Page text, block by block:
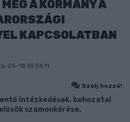
A KORMÁNY A
KAPCSOLATBAN
05-18 18:06:11
Szólj hozzá!
intézkedések, behozatal
számonkérése.